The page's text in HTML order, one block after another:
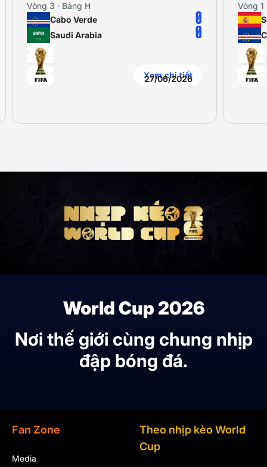
Vòng 3 · Bảng H
27/06/2026
Cabo Verde
Saudi Arabia
0
0
Xem chi tiết
Vòng 1
World Cup 2026
Nơi thế giới cùng chung nhịp
đập bóng đá.
Fan Zone
Media
Theo nhịp kèo World
Cup